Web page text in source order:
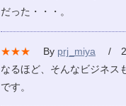
だった・・・。
★★★ By prj_miya /
なるほど、そんなビジネス
です。